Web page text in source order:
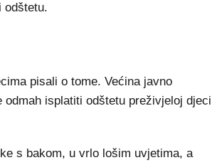
odštetu.
pisali o tome. Većina javno
isplatiti odštetu preživjeloj djeci
s bakom, u vrlo lošim uvjetima, a